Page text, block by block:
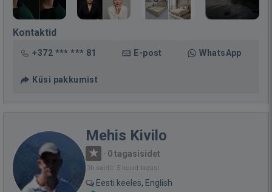
Kontaktid
+372 *** *** 81 E-post WhatsApp
Küsi pakkumist
Mehis Kivilo
· 0 tagasisidet
Oli saidil: 5 kuud tagasi
Eesti keeles, English